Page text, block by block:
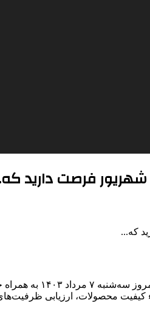
به گزارش همشهری
کیفیت محصولات، ارزیابی